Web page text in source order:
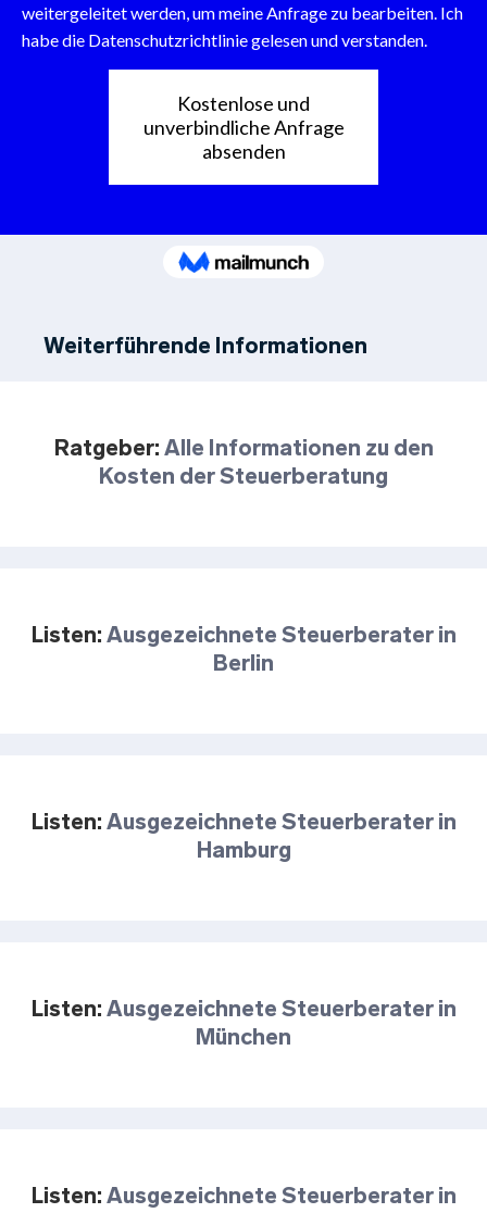
Weiterführende Informationen
Ratgeber: Alle Informationen zu den
Kosten der Steuerberatung
Listen: Ausgezeichnete Steuerberater in
Berlin
Listen: Ausgezeichnete Steuerberater in
Hamburg
Listen: Ausgezeichnete Steuerberater in
München
Listen: Ausgezeichnete Steuerberater in